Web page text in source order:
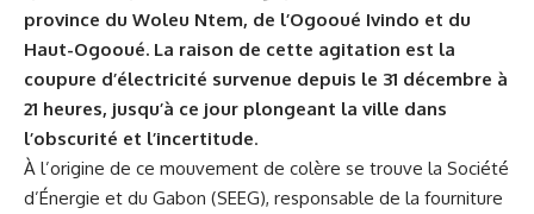
province du Woleu Ntem, de l’Ogooué Ivindo et du
Haut-Ogooué. La raison de cette agitation est la
coupure d’électricité survenue depuis le 31 décembre à
21 heures, jusqu’à ce jour plongeant la ville dans
l’obscurité et l’incertitude.
À l’origine de ce mouvement de colère se trouve la Société
d’Énergie et du Gabon (SEEG), responsable de la fourniture